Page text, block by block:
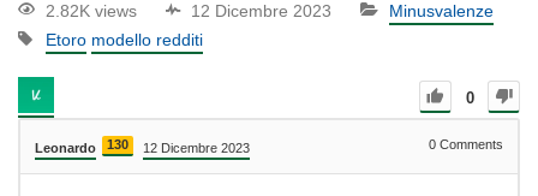
2.82K views 12 Dicembre 2023
Minusvalenze
Etoro modello redditi
0
Leonardo 130 12 Dicembre 2023 0 Comments